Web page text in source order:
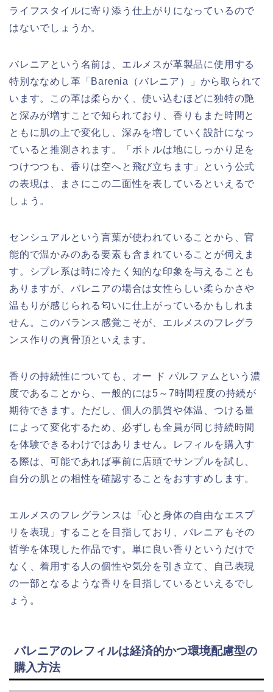
ライフスタイルに寄り添う仕上がりになっているので
はないでしょうか。
バレニアという名前は、エルメスが革製品に使用する
特別ななめし革「Barenia（バレニア）」から取られて
います。この革は柔らかく、使い込むほどに独特の艶
と深みが増すことで知られており、香りもまた時間と
ともに肌の上で変化し、深みを増していく設計になっ
ていると推測されます。「ボトルは地にしっかり足を
つけつつも、香りは空へと飛び立ちます」という公式
の表現は、まさにこの二面性を表しているといえるで
しょう。
センシュアルという言葉が使われていることから、官
能的で温かみのある要素も含まれていることが伺えま
す。シプレ系は時に冷たく知的な印象を与えることも
ありますが、バレニアの場合は女性らしい柔らかさや
温もりが感じられる匂いに仕上がっているかもしれま
せん。このバランス感覚こそが、エルメスのフレグラ
ンス作りの真骨頂といえます。
香りの持続性についても、オー ド パルファムという濃
度であることから、一般的には5～7時間程度の持続が
期待できます。ただし、個人の肌質や体温、つける量
によって変化するため、必ずしも全員が同じ持続時間
を体験できるわけではありません。レフィルを購入す
る際は、可能であれば事前に店頭でサンプルを試し、
自分の肌との相性を確認することをおすすめします。
エルメスのフレグランスは「心と身体の自由なエスプ
リを表現」することを目指しており、バレニアもその
哲学を体現した作品です。単に良い香りというだけで
なく、着用する人の個性や気分を引き立て、自己表現
の一部となるような香りを目指しているといえるでし
ょう。
バレニアのレフィルは経済的かつ環境配慮型の
購入方法